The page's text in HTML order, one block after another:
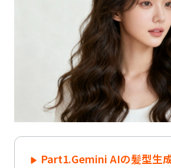
Part1.Gemini AIの髪型生